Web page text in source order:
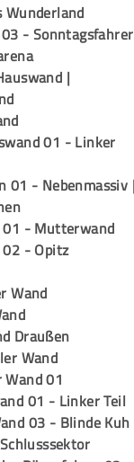
Wunderland
- Sonntagsfahrer
|
01 - Linker
01 - Nebenmassiv |
01 - Mutterwand
02 - Opitz
Wand
Draußen
Wand
Wand 01
01 - Linker Teil
03 - Blinde Kuh